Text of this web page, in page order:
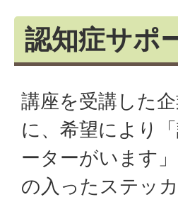
認知症サポ
講座を受講した
に、希望により
ーターがいます
の入ったステッ